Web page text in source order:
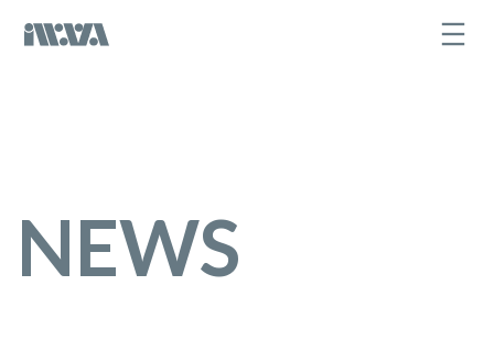
NEWS